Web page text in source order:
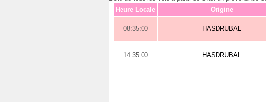
Heure Locale
Origine
08:35:00 HASDRUBAL
14:35:00 HASDRUBAL